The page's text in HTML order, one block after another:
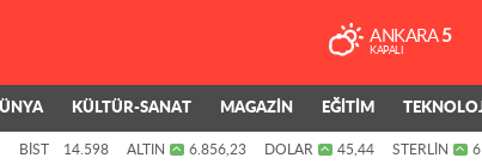
ANKARA 5
KAPALI
KÜLTÜR-SANAT MAGAZİN EĞİTİM
BİST 14.598 ALTIN 6.856,23 DOLAR 45,44 STERLİN